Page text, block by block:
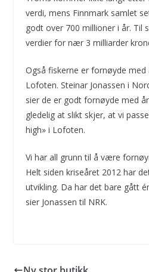
verdi, mens Finnmark samlet
godt over 700 millioner i år. Til
verdier for nær 3 milliarder
Også fiskerne er fornøyde
Lofoten. Steinar Jonassen i
sier de er godt fornøyde med
gledelig at slikt skjer, at vi
high» i Lofoten.
Vi har all grunn til å være
Helt siden kriseåret 2012 har
utvikling. Da har det bare gått
sier Jonassen til NRK.